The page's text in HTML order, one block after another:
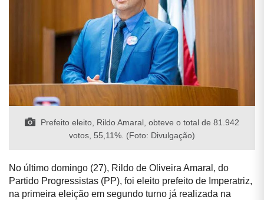
Prefeito eleito, Rildo Amaral, obteve o total de 81.942
votos, 55,11%. (Foto: Divulgação)
No último domingo (27), Rildo de Oliveira Amaral, do
Partido Progressistas (PP), foi eleito prefeito de Imperatriz,
na primeira eleição em segundo turno já realizada na